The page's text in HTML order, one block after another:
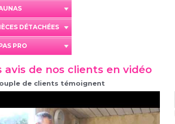
DÉTACHÉES
PRO
avis de nos clients en vidéo
de clients témoignent